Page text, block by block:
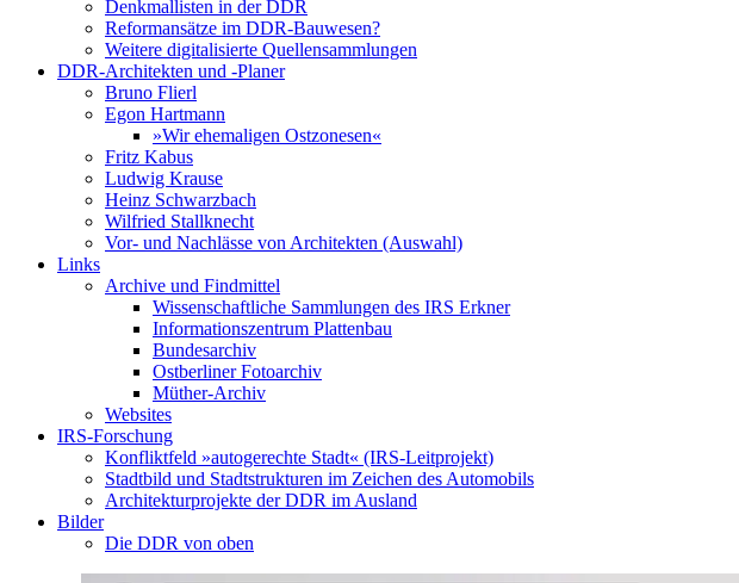
Denkmallisten in der DDR
Reformansätze im DDR-Bauwesen?
Weitere digitalisierte Quellensammlungen
DDR-Architekten und -Planer
Bruno Flierl
Egon Hartmann
»Wir ehemaligen Ostzonesen«
Fritz Kabus
Ludwig Krause
Heinz Schwarzbach
Wilfried Stallknecht
Vor- und Nachlässe von Architekten (Auswahl)
Links
Archive und Findmittel
Wissenschaftliche Sammlungen des IRS Erkner
Informationszentrum Plattenbau
Bundesarchiv
Ostberliner Fotoarchiv
Müther-Archiv
Websites
IRS-Forschung
Konfliktfeld »autogerechte Stadt« (IRS-Leitprojekt)
Stadtbild und Stadtstrukturen im Zeichen des Automobils
Architekturprojekte der DDR im Ausland
Bilder
Die DDR von oben